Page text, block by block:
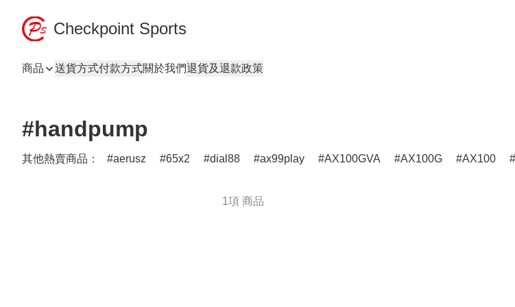
Checkpoint Sports
商品 送貨方式付款方式關於我們退貨及退款政策
#handpump
其他熱賣商品： aerusz 65x2 dial88 ax99play AX100GVA AX100G AX100
1項 商品